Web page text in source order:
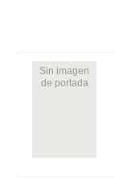
Sin imagen
de portada